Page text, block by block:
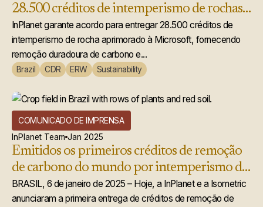
28.500 créditos de intemperismo de rochas
acelerado à Microsoft
InPlanet garante acordo para entregar 28.500 créditos de
intemperismo de rocha aprimorado à Microsoft, fornecendo
remoção duradoura de carbono e...
Brazil CDR ERW Sustainability
COMUNICADO DE IMPRENSA
InPlanet Team Jan 2025
Emitidos os primeiros créditos de remoção
de carbono do mundo por intemperismo de
rochas aprimorado
BRASIL, 6 de janeiro de 2025 – Hoje, a InPlanet e a Isometric
anunciaram a primeira entrega de créditos de remoção de